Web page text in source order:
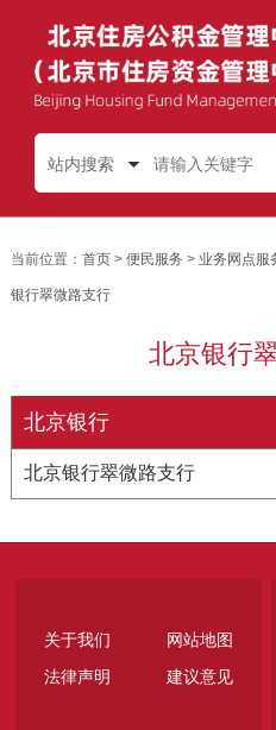
站内搜索
当前位置： 首页> 便民服务 > 业务网点服
银行翠微路支行
北京银行
北京银行
北京银行翠微路支行
关于我们
网站地图
法律声明
建议意见